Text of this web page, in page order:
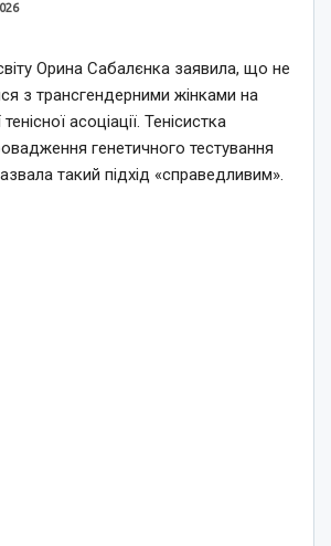
Орина Сабалєнка заявила, що не
з трансгендерними жінками на
асоціації. Тенісистка
генетичного тестування
такий підхід «справедливим».